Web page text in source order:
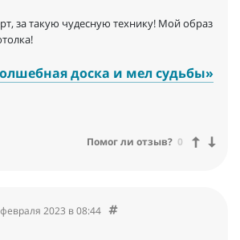
за такую чудесную технику! Мой образ
доска и мел судьбы»
Помог ли отзыв? 0
2023 в 08:44